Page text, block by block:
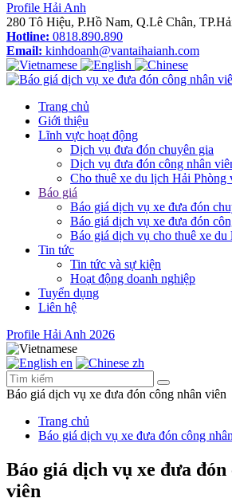
Profile Hải Anh
280 Tô Hiệu, P.Hồ Nam, Q.Lê Chân,
Hotline: 0818.890.890
Email: kinhdoanh@vantaihaianh.com
Trang chủ
Giới thiệu
Lĩnh vực hoạt động
Dịch vụ đưa đón chuyên gia
Dịch vụ đưa đón công nhân
Cho thuê xe du lịch Hải Phòng
Báo giá
Báo giá dịch vụ xe đưa đón
Báo giá dịch vụ xe đưa đón
Báo giá dịch vụ cho thuê xe
Tin tức
Tin tức và sự kiện
Hoạt động doanh nghiệp
Tuyển dụng
Liên hệ
Profile Hải Anh 2026
en zh
Báo giá dịch vụ xe đưa đón công nhân viên
Trang chủ
Báo giá dịch vụ xe đưa đón công
Báo giá dịch vụ xe đưa đón
viên